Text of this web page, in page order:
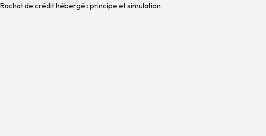
Rachat de crédit hébergé : principe et simulation